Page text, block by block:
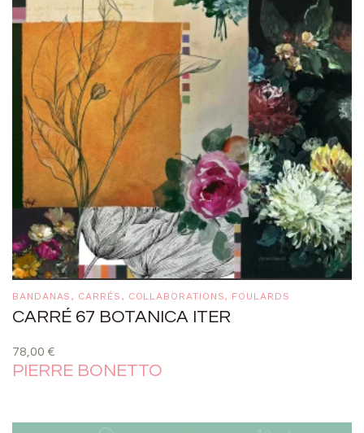
BANDANAS , CARRÉS , COLLABORATIONS, FOULARDS
CARRÉ 67 BOTANICA ITER
78,00 €
PIERRE BONETTO